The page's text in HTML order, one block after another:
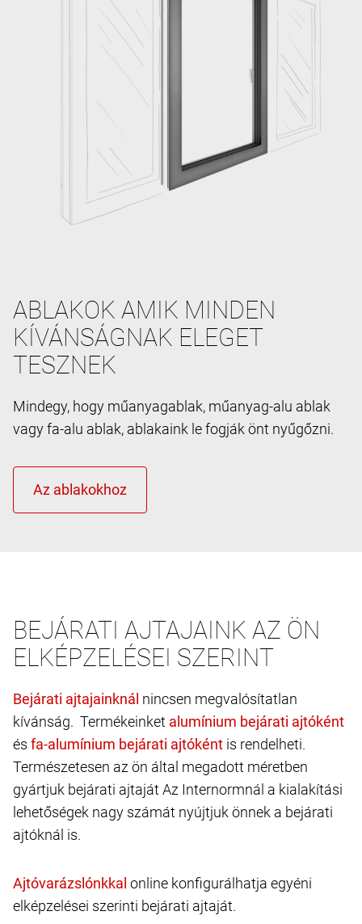
ABLAKOK AMIK MINDEN
KÍVÁNSÁGNAK ELEGET
TESZNEK
Mindegy, hogy műanyagablak, műanyag-alu ablak
vagy fa-alu ablak, ablakaink le fogják önt nyűgőzni.
BEJÁRATI AJTAJAINK AZ ÖN
ELKÉPZELÉSEI SZERINT
nincsen megvalósítatlan
kívánság. Termékeinket
és
is rendelheti.
Természetesen az ön által megadott méretben
gyártjuk bejárati ajtaját Az Internormnál a kialakítási
lehetőségek nagy számát nyújtjuk önnek a bejárati
ajtóknál is.
online konfigurálhatja egyéni
elképzelései szerinti bejárati ajtaját.